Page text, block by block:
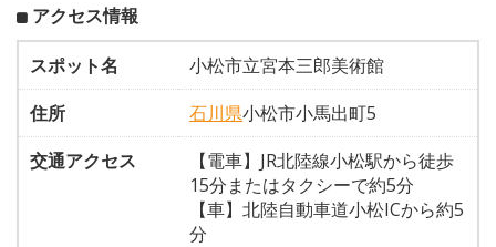
アクセス情報
スポット名
小松市立宮本三郎美術館
住所
石川県小松市小馬出町5
交通アクセス
【電車】JR北陸線小松駅から徒歩
15分またはタクシーで約5分
【車】北陸自動車道小松ICから約5
分